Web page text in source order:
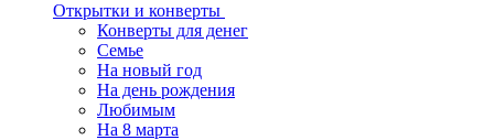
Открытки и конверты
Конверты для денег
Семье
На новый год
На день рождения
Любимым
На 8 марта